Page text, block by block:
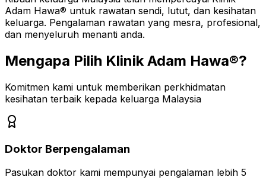
Adam Hawa® untuk rawatan sendi, lutut, dan kesihatan
keluarga. Pengalaman rawatan yang mesra, profesional,
dan menyeluruh menanti anda.
Mengapa Pilih Klinik Adam Hawa®?
Komitmen kami untuk memberikan perkhidmatan
kesihatan terbaik kepada keluarga Malaysia
Doktor Berpengalaman
Pasukan doktor kami mempunyai pengalaman lebih 5